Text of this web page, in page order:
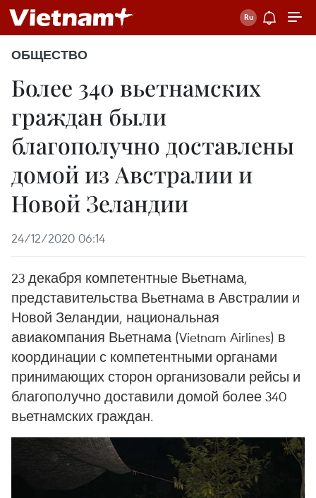
ОБЩЕСТВО
Более 340 вьетнамских
граждан были
благополучно доставлены
домой из Австралии и
Новой Зеландии
24/12/2020 06:14
23 декабря компетентные Вьетнама,
представительства Вьетнама в Австралии и
Новой Зеландии, национальная
авиакомпания Вьетнама (Vietnam Airlines) в
координации с компетентными органами
принимающих сторон организовали рейсы и
благополучно доставили домой более 340
вьетнамских граждан.